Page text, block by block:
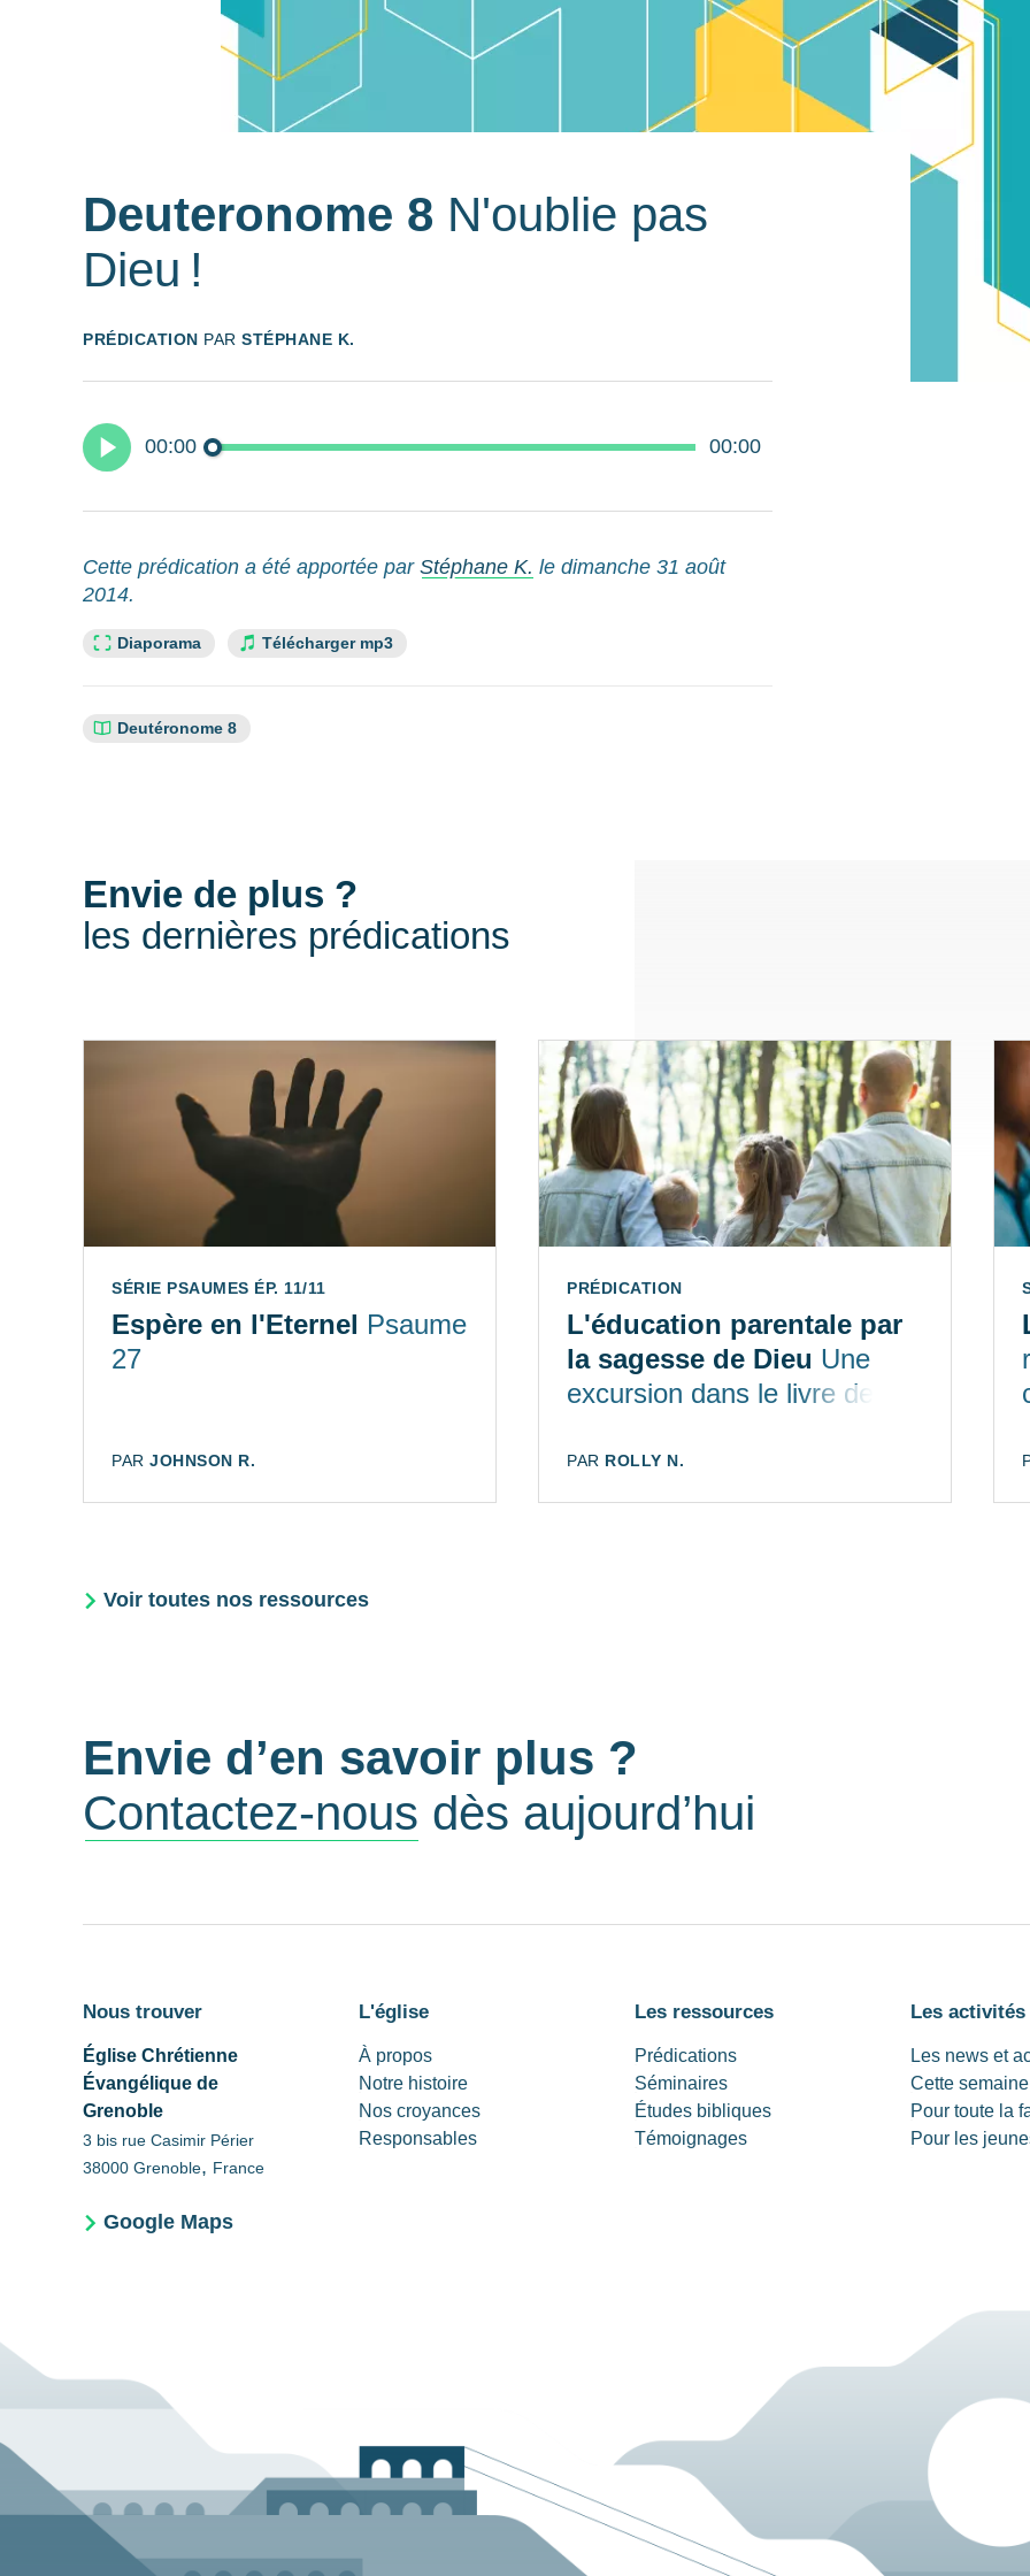
Deuteronome 8 N'oublie pas
Dieu !
PRÉDICATION PAR STÉPHANE K.
00:00 00:00
Cette prédication a été apportée par Stéphane K. le dimanche 31 août
2014.
Lien slide :
Diaporama Télécharger mp3
Références
Deutéronome 8
Envie de plus ?
les dernières prédications
SÉRIE PSAUMES ÉP. 11/11
Espère en l'Eternel Psaume
27
AUTEUR:
PAR JOHNSON R.
TYPE:
PRÉDICATION
L'éducation parentale par
la sagesse de Dieu Une
excursion dans le livre des
AUTEUR:
PAR ROLLY N.
Voir toutes nos ressources
Envie d’en savoir plus ?
Contactez-nous dès aujourd’hui
Nous trouver
Église Chrétienne
Évangélique de
Grenoble
3 bis rue Casimir Périer
38000 Grenoble, France
Google Maps
L'église
À propos
Notre histoire
Nos croyances
Responsables
Les ressources
Prédications
Séminaires
Études bibliques
Témoignages
Les activités
Les news et
Cette
Pour toute la
Pour les